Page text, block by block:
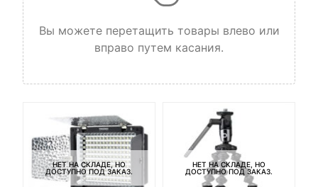
Вы можете перетащить товары влево или
вправо путем касания.
НЕТ НА СКЛАДЕ, НО
ДОСТУПНО ПОД ЗАКАЗ.
НЕТ НА СКЛАДЕ, НО
ДОСТУПНО ПОД ЗАКАЗ.